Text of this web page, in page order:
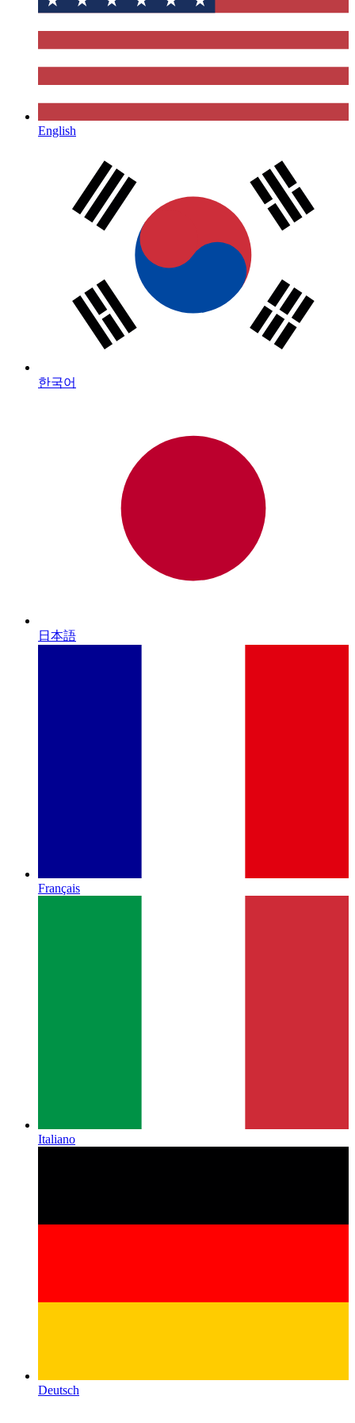
English
한국어
日本語
Français
Italiano
Deutsch